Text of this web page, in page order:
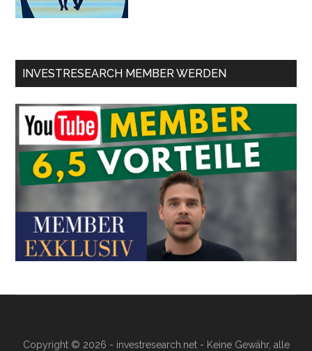
INVESTRESEARCH MEMBER WERDEN
Copyright © 2026 - investresearch.net - Keine Gewähr, alle